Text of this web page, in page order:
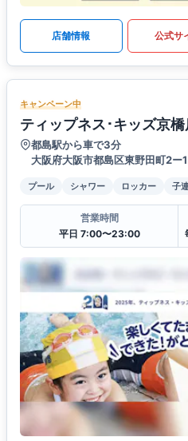
店舗情報 公式サ
キャンペーン中
ティップネス･キッズ京橋
都島駅から車で3分
大阪府大阪市都島区東野田町2
プール シャワー ロッカー 子
営業時間
平日 7:00〜23:00